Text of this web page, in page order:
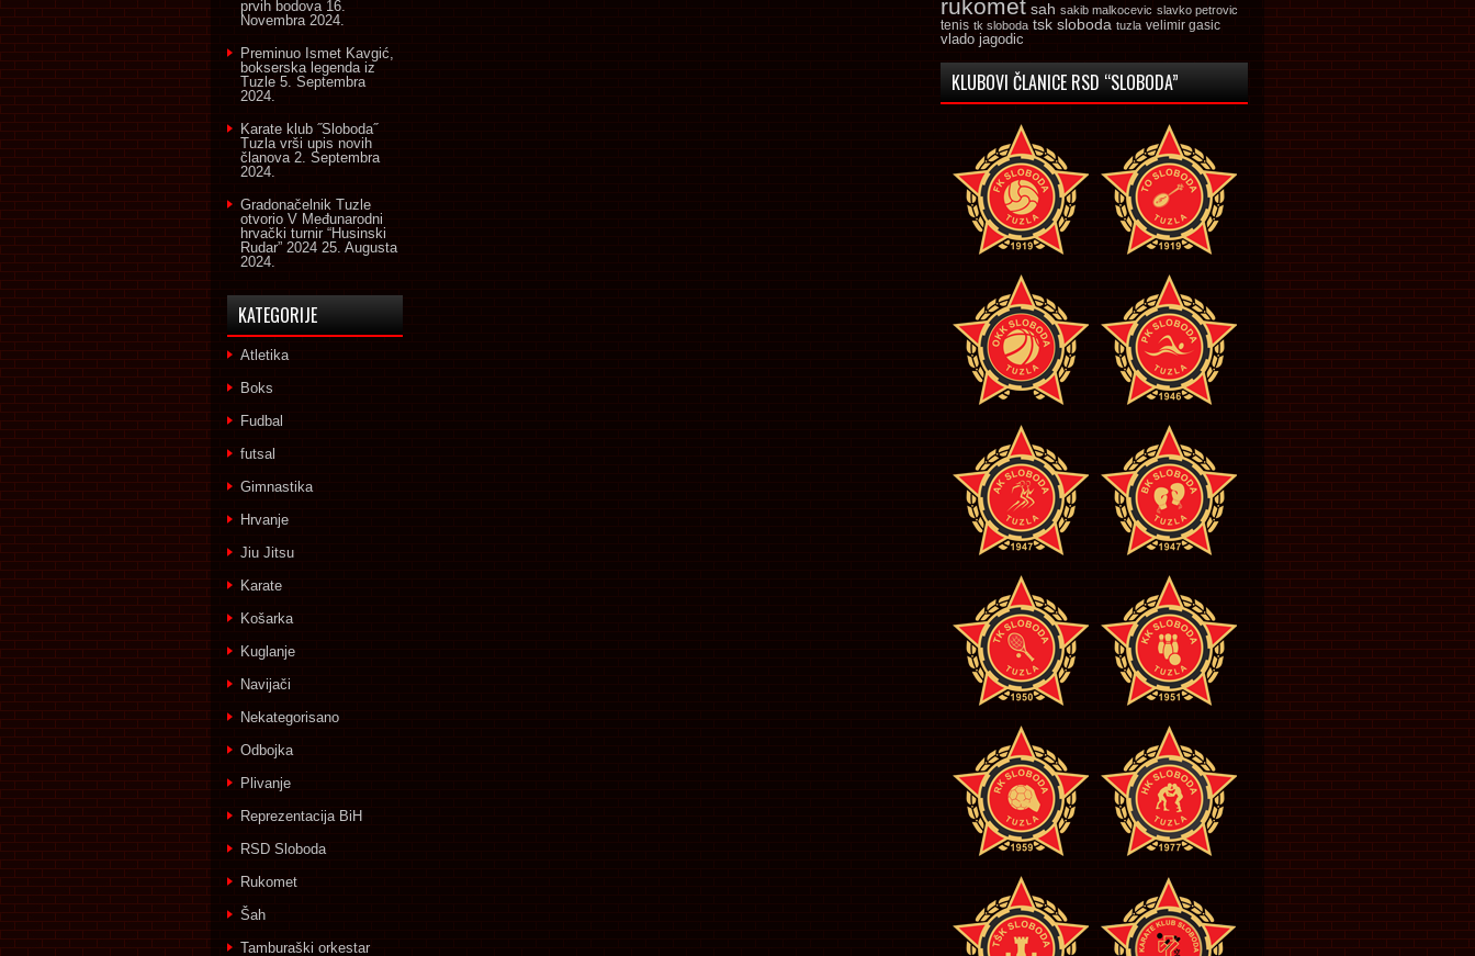
prvih bodova 16.
Novembra 2024.
Preminuo Ismet Kavgić,
bokserska legenda iz
Tuzle 5. Septembra
2024.
Karate klub ˝Sloboda˝
Tuzla vrši upis novih
članova 2. Septembra
2024.
Gradonačelnik Tuzle
otvorio V Međunarodni
hrvački turnir “Husinski
Rudar” 2024 25. Augusta
2024.
KATEGORIJE
Atletika
Boks
Fudbal
futsal
Gimnastika
Hrvanje
Jiu Jitsu
Karate
Košarka
Kuglanje
Navijači
Nekategorisano
Odbojka
Plivanje
Reprezentacija BiH
RSD Sloboda
Rukomet
Šah
Tamburaški orkestar
rukomet sah sakib malkocevic slavko petrovic
tenis tk sloboda tsk sloboda tuzla velimir gasic
vlado jagodic
KLUBOVI ČLANICE RSD “SLOBODA”